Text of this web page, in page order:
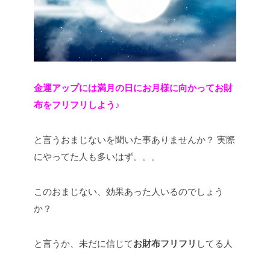
金運アップには満月の日にお月様に向かってお財
布をフリフリしよう♪
と言うおまじないを聞いた事ありませんか？ 実際
にやってた人も多いはず。。。
このおまじない、効果あった人いるのでしょう
か？
と言うか、未だに信じてお財布フリフリ してる人